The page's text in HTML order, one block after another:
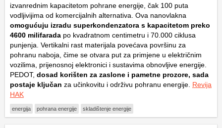
izvanrednim kapacitetom pohrane energije, čak 100 puta
vodljivijima od komercijalnih alternativa. Ova nanovlakna
omogućuju izradu superkondenzatora s kapacitetom preko
4600 milifarada po kvadratnom centimetru i 70.000 ciklusa
punjenja. Vertikalni rast materijala povećava površinu za
pohranu naboja, čime se otvara put za primjene u električnim
vozilima, prijenosnoj elektronici i sustavima obnovljive energije.
PEDOT, dosad korišten za zaslone i pametne prozore, sada
postaje ključan za učinkovitu i održivu pohranu energije. Revija
HAK
energija pohrana energije skladištenje energije